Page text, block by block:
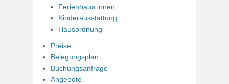
Ferienhaus innen
Kinderausstattung
Hausordnung
Preise
Belegungsplan
Buchungsanfrage
Angebote